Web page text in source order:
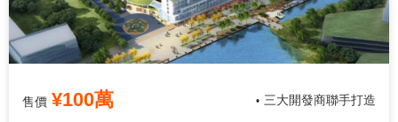
售價 ¥100萬 • 三大開發商聯手打造